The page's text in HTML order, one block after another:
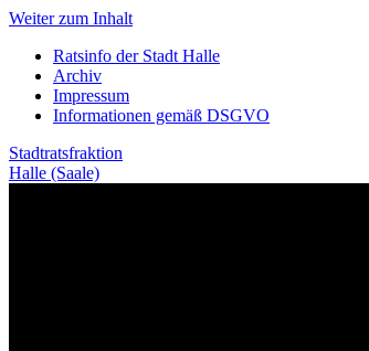
Weiter zum Inhalt
Ratsinfo der Stadt Halle
Archiv
Impressum
Informationen gemäß DSGVO
Stadtratsfraktion
Halle (Saale)